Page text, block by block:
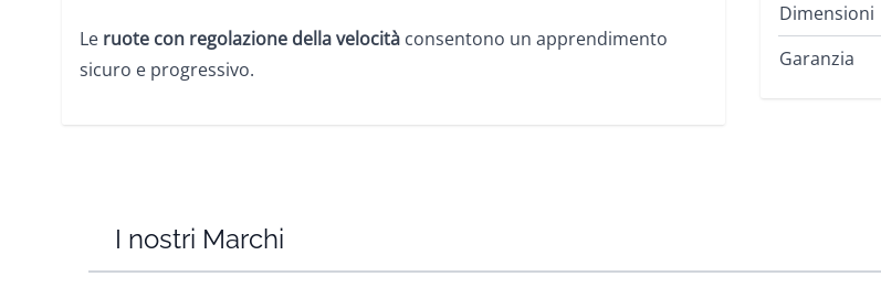
Le ruote con regolazione della velocità consentono un apprendimento
sicuro e progressivo.
Dimensioni
Garanzia
I nostri Marchi